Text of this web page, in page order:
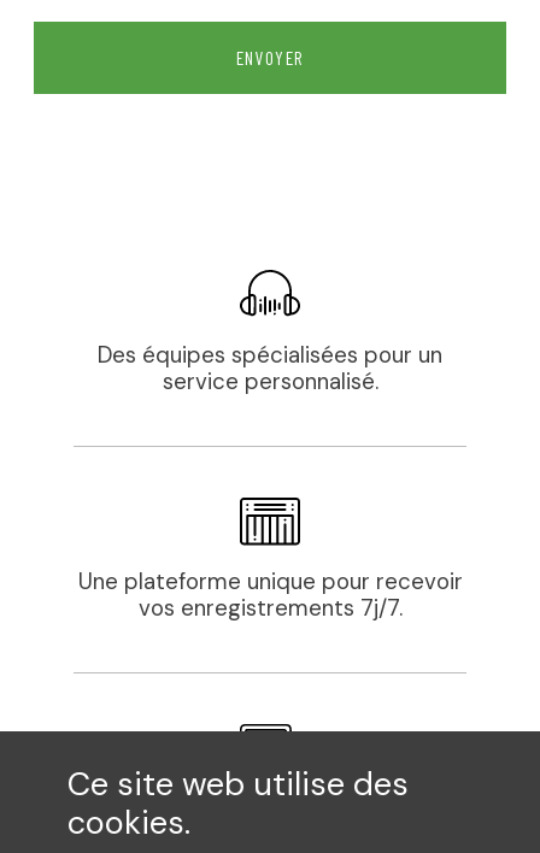
Des équipes spécialisées pour un
service personnalisé.
Une plateforme unique pour recevoir
vos enregistrements 7j/7.
Des tarifs imbattables pour un travail
professionnel et de qualité.
Ce site web utilise des
cookies.